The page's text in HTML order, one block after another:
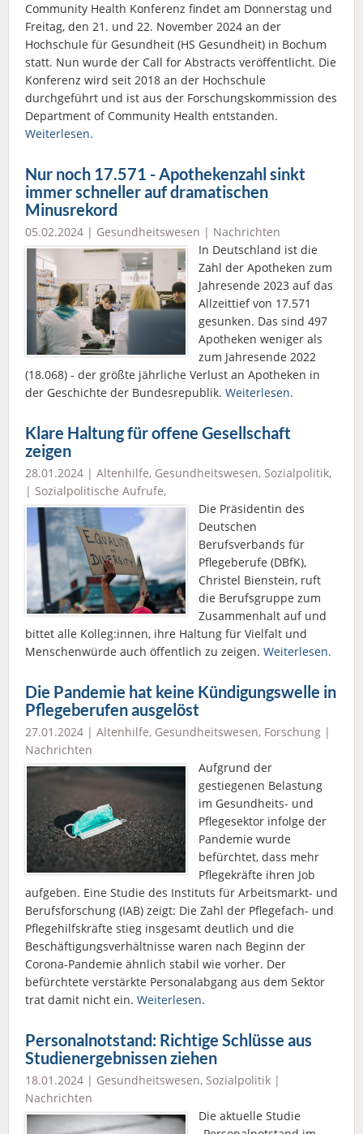
Community Health Konferenz findet am Donnerstag und
Freitag, den 21. und 22. November 2024 an der
Hochschule für Gesundheit (HS Gesundheit) in Bochum
statt. Nun wurde der Call for Abstracts veröffentlicht. Die
Konferenz wird seit 2018 an der Hochschule
durchgeführt und ist aus der Forschungskommission des
Department of Community Health entstanden.
Weiterlesen.
Nur noch 17.571 - Apothekenzahl sinkt
immer schneller auf dramatischen
Minusrekord
05.02.2024 | Gesundheitswesen | Nachrichten
In Deutschland ist die
Zahl der Apotheken zum
Jahresende 2023 auf das
Allzeittief von 17.571
gesunken. Das sind 497
Apotheken weniger als
zum Jahresende 2022
(18.068) - der größte jährliche Verlust an Apotheken in
der Geschichte der Bundesrepublik. Weiterlesen.
Klare Haltung für offene Gesellschaft
zeigen
28.01.2024 | Altenhilfe, Gesundheitswesen, Sozialpolitik,
| Sozialpolitische Aufrufe,
Die Präsidentin des
Deutschen
Berufsverbands für
Pflegeberufe (DBfK),
Christel Bienstein, ruft
die Berufsgruppe zum
Zusammenhalt auf und
bittet alle Kolleg:innen, ihre Haltung für Vielfalt und
Menschenwürde auch öffentlich zu zeigen. Weiterlesen.
Die Pandemie hat keine Kündigungswelle in
Pflegeberufen ausgelöst
27.01.2024 | Altenhilfe, Gesundheitswesen, Forschung |
Nachrichten
Aufgrund der
gestiegenen Belastung
im Gesundheits- und
Pflegesektor infolge der
Pandemie wurde
befürchtet, dass mehr
Pflegekräfte ihren Job
aufgeben. Eine Studie des Instituts für Arbeitsmarkt- und
Berufsforschung (IAB) zeigt: Die Zahl der Pflegefach- und
Pflegehilfskräfte stieg insgesamt deutlich und die
Beschäftigungsverhältnisse waren nach Beginn der
Corona-Pandemie ähnlich stabil wie vorher. Der
befürchtete verstärkte Personalabgang aus dem Sektor
trat damit nicht ein. Weiterlesen.
Personalnotstand: Richtige Schlüsse aus
Studienergebnissen ziehen
18.01.2024 | Gesundheitswesen, Sozialpolitik |
Nachrichten
Die aktuelle Studie